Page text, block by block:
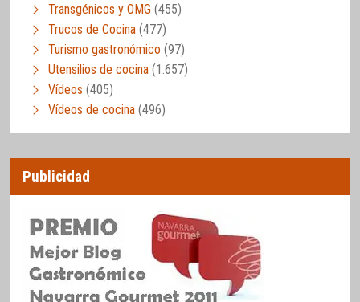
Transgénicos y OMG (455)
Trucos de Cocina (477)
Turismo gastronómico (97)
Utensilios de cocina (1.657)
Vídeos (405)
Vídeos de cocina (496)
Publicidad